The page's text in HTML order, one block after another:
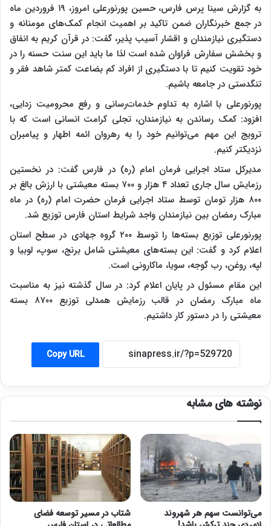
به گزارش سینا پرس فارس، حسین پورنورعلی امروز، ۱۹ فروردین ماه
در جمع خبرنگاران ضمن تاکید بر اهمیت انجام کمک‌های مومنانه و
دستگیری نیازمندان و اقشار آسیب پذیر، گفت: در قرآن کریم به انفاق
و بخشش سفارش فراوان شده است لذا ما باید این سنت حسنه را در
خود تقویت کنیم تا با دستگیری از افراد کم بضاعت کمتر شاهد فقر و
تنگدستی در جامعه باشیم.
پورنورعلی با اشاره به تداوم خدمات‌رسانی و رفع محرومیت زدایی،
افزود: کمک رساندن به نیازمندان، تجلی کرامت انسانی است که با
ترویج این مهم می‌توانیم خود را به رهروان ائمه اطهار و پیامبران
نزدیکتر کنیم.
مدیرکل ستاد اجرایی فرمان امام (ره) در فارس گفت: در نخستین
رزمایش سال جاری تعداد ۴ هزار و ۷۰۰ بسته معیشتی با ارزش بالغ بر
۸۰۰ هزار تومان توسط ستاد اجرایی فرمان حضرت امام (ره) در ماه
مبارک رمضان بین نیازمندان واجد شرایط استان فارس توزیع شد.
پورنورعلی توزیع بسته‌ها را توسط ۲۰۰ گروه جهادی در سطح استان
اعلام کرد و گفت: این بسته‌های معیشتی شامل برنج، سوپ، لوبیا و
لپه، روغن، رب گوجه، سویا، ماکارونی است.
این مقام مسئول در پایان اعلام کرد: در سال گذشته نیز به مناسبت
ماه مبارک رمضان در قالب رزمایش همدلی توزیع ۸۷۰۰ بسته
معیشتی را در دستور کار داشتیم.
Copy URL
نوشته های مشابه
می‌توانست سهم هر شهروند
شتاب در مسیر توسعه فضای